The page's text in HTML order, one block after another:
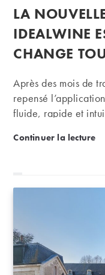
la
publication :
publiée :
LA
IDEALWINE
CHANGE
Après des mois de
repensé
fluide, rapide et
Continuer la lecture